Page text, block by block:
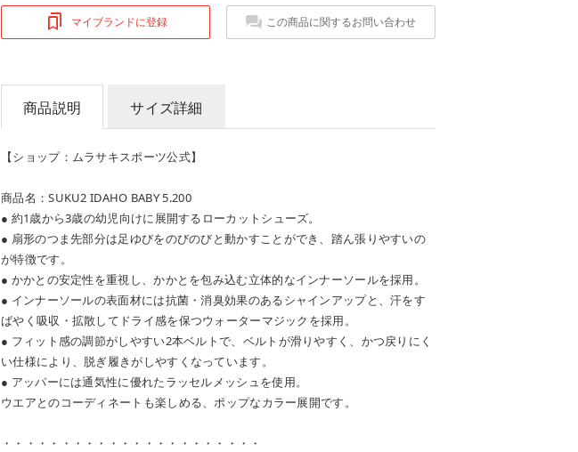
マイブランドに登録 この商品に関するお問い合わせ
商品説明 サイズ詳細
【ショップ：ムラサキスポーツ公式】
商品名：SUKU2 IDAHO BABY 5.200
● 約1歳から3歳の幼児向けに展開するローカットシューズ。
● 扇形のつま先部分は足ゆびをのびのびと動かすことができ、踏ん張りやすいの
が特徴です。
● かかとの安定性を重視し、かかとを包み込む立体的なインナーソールを採用。
● インナーソールの表面材には抗菌・消臭効果のあるシャインアップと、汗をす
ばやく吸収・拡散してドライ感を保つウォーターマジックを採用。
● フィット感の調節がしやすい2本ベルトで、ベルトが滑りやすく、かつ戻りにく
い仕様により、脱ぎ履きがしやすくなっています。
● アッパーには通気性に優れたラッセルメッシュを使用。
ウエアとのコーディネートも楽しめる、ポップなカラー展開です。
・・・・・・・・・・・・・・・・・・・・・・